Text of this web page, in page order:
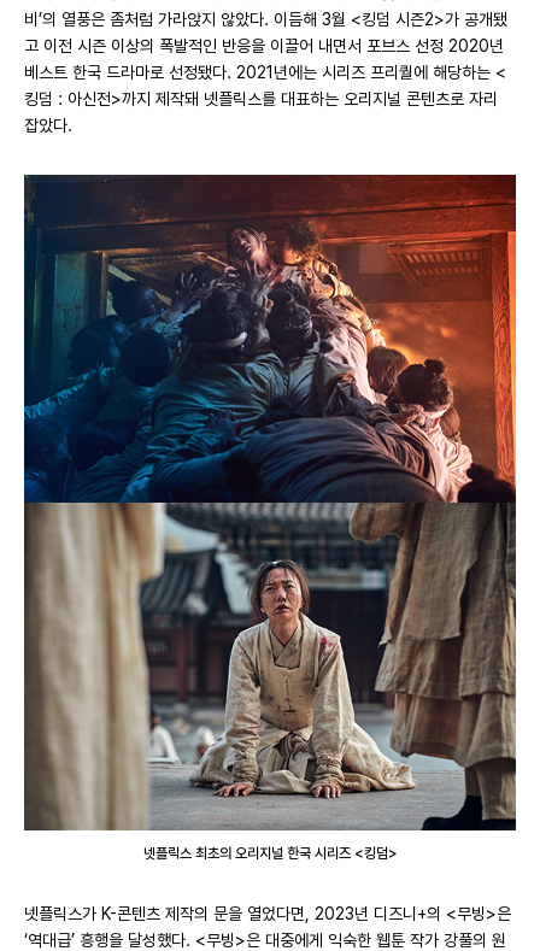
비’의 열풍은 좀처럼 가라앉지 않았다. 이듬해 3월 <킹덤 시즌2>가 공개됐
고 이전 시즌 이상의 폭발적인 반응을 이끌어 내면서 포브스 선정 2020년
베스트 한국 드라마로 선정됐다. 2021년에는 시리즈 프리퀄에 해당하는 <
킹덤 : 아신전>까지 제작돼 넷플릭스를 대표하는 오리지널 콘텐츠로 자리
잡았다.
넷플릭스 최초의 오리지널 한국 시리즈 <킹덤>
넷플릭스가 K-콘텐츠 제작의 문을 열었다면, 2023년 디즈니+의 <무빙>은
‘역대급’ 흥행을 달성했다. <무빙>은 대중에게 익숙한 웹툰 작가 강풀의 원